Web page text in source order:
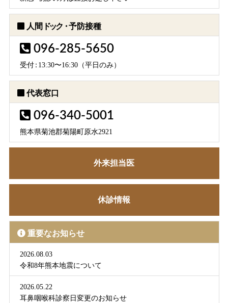
人間 ドック・予防接種
096-285-5650
受付： 13:30〜16:30（平日のみ）
代表窓口
096-340-5001
熊本県菊池郡菊陽町原水2921
外来担当医
休診情報
重要なお知らせ
2026.08.03
令和8年熊本地震について
2026.05.22
耳鼻咽喉科診察日変更のお知らせ